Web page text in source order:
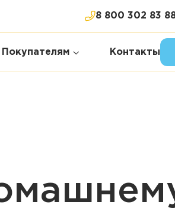
8 800 302 83
Покупателям Контакты